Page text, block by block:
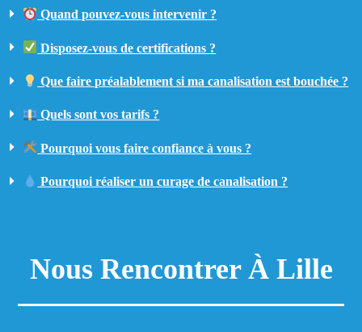
Quand pouvez-vous intervenir ?
Disposez-vous de certifications ?
Que faire préalablement si ma canalisation est bouchée ?
Quels sont vos tarifs ?
Pourquoi vous faire confiance à vous ?
Pourquoi réaliser un curage de canalisation ?
Nous Rencontrer À Lille